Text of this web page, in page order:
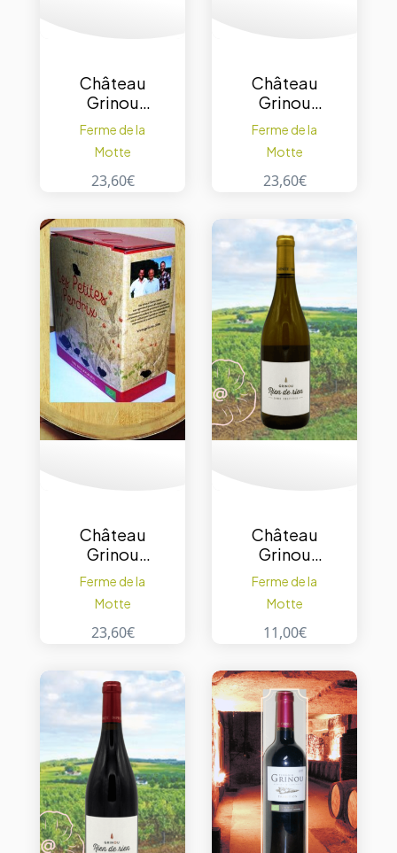
Château
Grinou
Bergerac
Les Petites
Perdrix vin
blanc en
Ferme de la
Motte
23,60€
Château
Grinou
Bergerac
Les Petites
Perdrix vin
rosé en
Ferme de la
Motte
23,60€
Château
Grinou
Bergerac
Les Petites
Perdrix vin
rouge en
Ferme de la
Motte
23,60€
Château
Grinou
Bergerac
Rien de
Rien – blanc
sans sulfite
Ferme de la
Motte
11,00€